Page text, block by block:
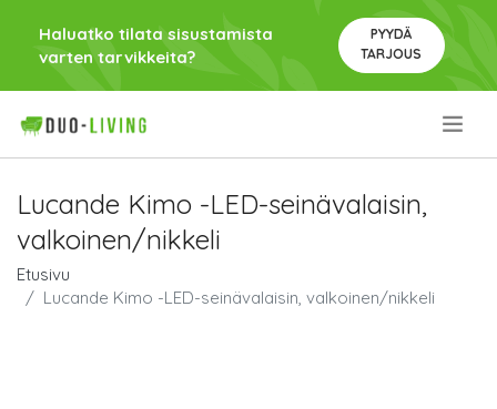
Haluatko tilata sisustamista
varten tarvikkeita?
PYYDÄ
TARJOUS
Lucande Kimo -LED-seinävalaisin,
valkoinen/nikkeli
Etusivu
Lucande Kimo -LED-seinävalaisin, valkoinen/nikkeli